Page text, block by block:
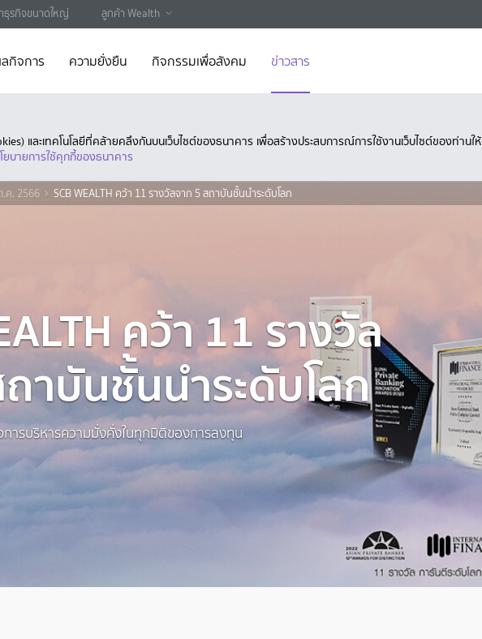
ธุรกิจขนาดใหญ่ ลูกค้า Wealth
กิจการ ความยั่งยืน กิจกรรมเพื่อสังคม ข่าวสาร
และเทคโนโลยีที่คล้ายคลึงกันบนเว็บไซต์ของธนาคาร เพื่อสร้างประสบการณ์การใช้งานเว็บไซต์ของท่านให้
ยบายการใช้คุกกี้ของธนาคาร
.ค. 2566 SCB WEALTH คว้า 11 รางวัลจาก 5 สถาบันชั้นนำระดับโลก
คว้า 11 รางวัล
าบันชั้นนำระดับโลก
ารบริหารความมั่งคั่งในทุกมิติของการลงทุน